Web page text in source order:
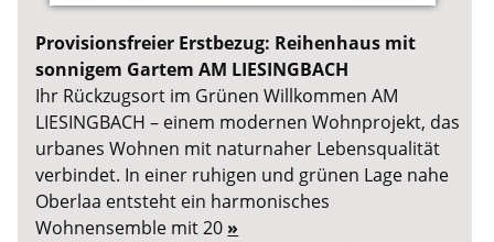
Provisionsfreier Erstbezug: Reihenhaus mit
sonnigem Gartem AM LIESINGBACH
Ihr Rückzugsort im Grünen Willkommen AM
LIESINGBACH – einem modernen Wohnprojekt, das
urbanes Wohnen mit naturnaher Lebensqualität
verbindet. In einer ruhigen und grünen Lage nahe
Oberlaa entsteht ein harmonisches
Wohnensemble mit 20 »